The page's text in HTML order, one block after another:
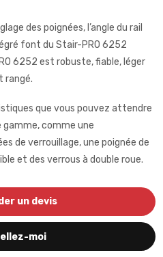
des poignées, l’angle du rail
font du Stair-PRO 6252
6252 est robuste, fiable, léger
rangé.
que vous pouvez attendre
gamme, comme une
de verrouillage, une poignée de
et des verrous à double roue.
un devis
moi